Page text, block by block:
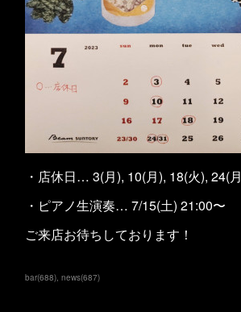
・店休日… 3(月), 10(月), 18(火), 24(
・ピアノ生演奏… 7/15(土) 21:00〜
ご来店お待ちしております！
bar(688) news(687)